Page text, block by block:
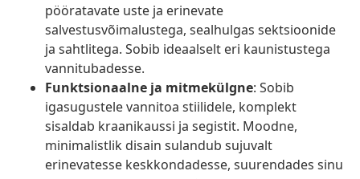
pööratavate uste ja erinevate
salvestusvõimalustega, sealhulgas sektsioonide
ja sahtlitega. Sobib ideaalselt eri kaunistustega
vannitubadesse.
Funktsionaalne ja mitmekülgne: Sobib
igasugustele vannitoa stiilidele, komplekt
sisaldab kraanikaussi ja segistit. Moodne,
minimalistlik disain sulandub sujuvalt
erinevatesse keskkondadesse, suurendades sinu